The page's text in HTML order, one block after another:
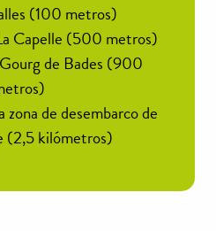
(100 metros)
Capelle (500 metros)
de Bades (900
de desembarco de
(2,5 kilómetros)